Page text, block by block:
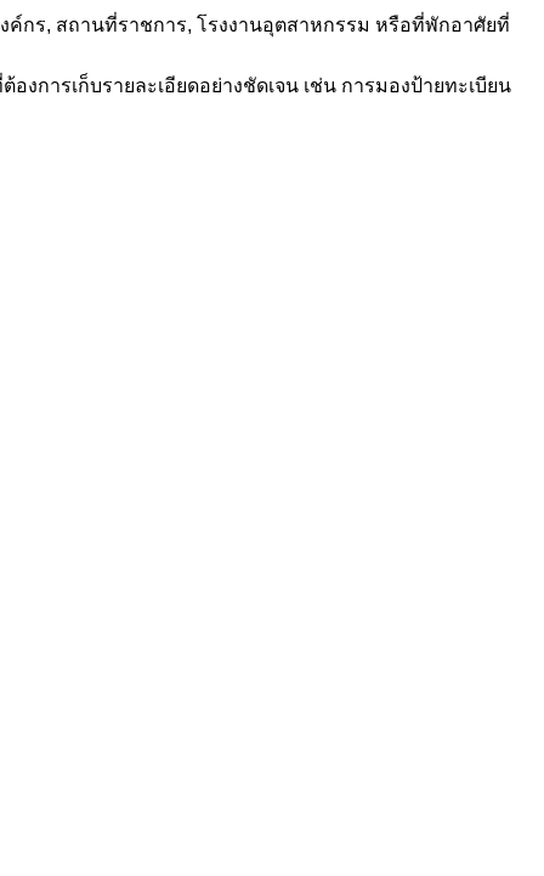
ค์กร, สถานที่ราชการ, โรงงานอุตสาหกรรม หรือที่พักอาศัยที่
การเก็บรายละเอียดอย่างชัดเจน เช่น การมองป้ายทะเบียน